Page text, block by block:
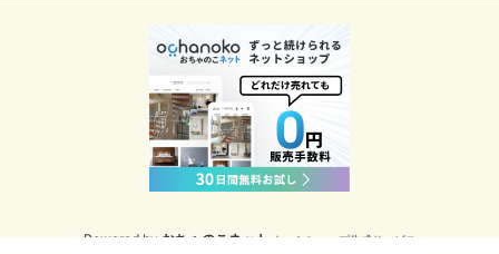
Powered by おちゃのこネット ネットショップ作成サービス